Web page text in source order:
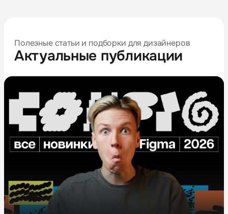
Полезные статьи и подборки для дизайнеров
Актуальные публикации